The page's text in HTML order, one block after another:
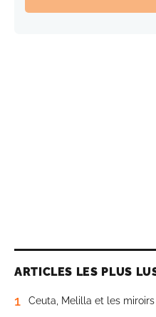
ARTICLES LES PLUS
1 Ceuta, Melilla et les